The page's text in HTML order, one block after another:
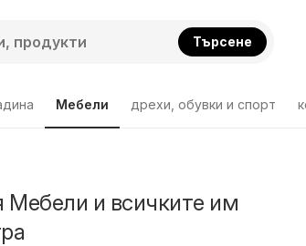
Търсене
Мебели дрехи, обувки и спорт
Мебели и всичките им